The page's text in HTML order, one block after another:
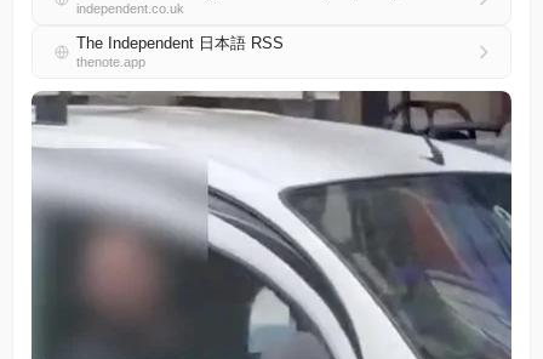
independent.co.uk
The Independent 日本語 RSS
thenote.app